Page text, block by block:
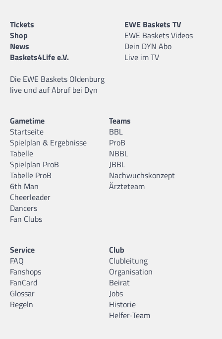
Tickets
Shop
News
Baskets4Life e.V.
Die EWE Baskets Oldenburg
live und auf Abruf bei Dyn
EWE Baskets TV
EWE Baskets Videos
Dein DYN Abo
Live im TV
Gametime
Startseite
Spielplan & Ergebnisse
Tabelle
Spielplan ProB
Tabelle ProB
6th Man
Cheerleader
Dancers
Fan Clubs
Teams
BBL
ProB
NBBL
JBBL
Nachwuchskonzept
Ärzteteam
Service
FAQ
Fanshops
FanCard
Glossar
Regeln
Club
Clubleitung
Organisation
Beirat
Jobs
Historie
Helfer-Team